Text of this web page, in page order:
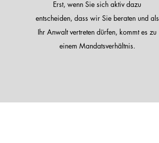
Erst, wenn Sie sich aktiv dazu
entscheiden, dass wir Sie beraten und als
Ihr Anwalt vertreten dürfen, kommt es zu
einem Mandatsverhältnis.